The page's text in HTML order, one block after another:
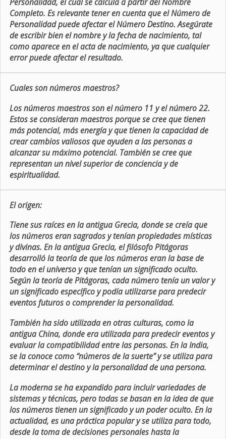
Completo. Es relevante tener en cuenta que el Número de
Personalidad puede afectar el Número Destino. Asegúrate
de escribir bien el nombre y la fecha de nacimiento, tal
como aparece en el acta de nacimiento, ya que cualquier
error puede afectar el resultado.
Cuales son números maestros?
Los números maestros son el número 11 y el número 22.
Estos se consideran maestros porque se cree que tienen
más potencial, más energía y que tienen la capacidad de
crear cambios valiosos que ayuden a las personas a
alcanzar su máximo potencial. También se cree que
representan un nivel superior de conciencia y de
espiritualidad.
El origen:
Tiene sus raíces en la antigua Grecia, donde se creía que
los números eran sagrados y tenían propiedades místicas
y divinas. En la antigua Grecia, el filósofo Pitágoras
desarrolló la teoría de que los números eran la base de
todo en el universo y que tenían un significado oculto.
Según la teoría de Pitágoras, cada número tenía un valor y
un significado específico y podía utilizarse para predecir
eventos futuros o comprender la personalidad.
También ha sido utilizada en otras culturas, como la
antigua China, donde era utilizada para predecir eventos y
evaluar la compatibilidad entre las personas. En la India,
se la conoce como “números de la suerte” y se utiliza para
determinar el destino y la personalidad de una persona.
La moderna se ha expandido para incluir variedades de
sistemas y técnicas, pero todas se basan en la idea de que
los números tienen un significado y un poder oculto. En la
actualidad, es una práctica popular y se utiliza para todo,
desde la toma de decisiones personales hasta la